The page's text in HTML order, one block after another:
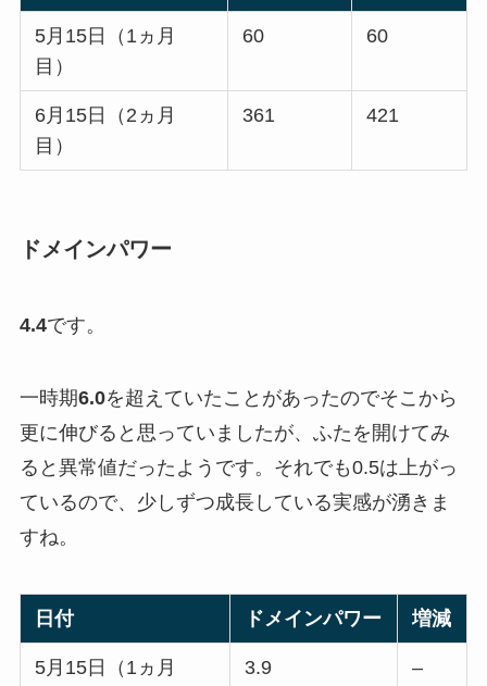
5月15日（1ヵ月
目）
60 60
6月15日（2ヵ月
目）
361 421
ドメインパワー
4.4です。
一時期6.0を超えていたことがあったのでそこから
更に伸びると思っていましたが、ふたを開けてみ
ると異常値だったようです。それでも0.5は上がっ
ているので、少しずつ成長している実感が湧きま
すね。
日付 ドメインパワー 増減
5月15日（1ヵ月
3.9 –